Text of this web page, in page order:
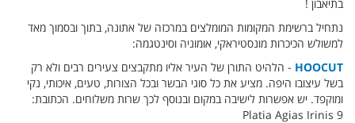
בתיאבון !
נתחיל ברשימת המקומות המומלצים במרכזה של אתונה, בתוך ובסמוך מאד
למשולש הכיכרות מונסטיראקי, אומוניה וסינטגמה:
HOOCUT - הלהיט התורן של העיר אליו מתקבצים צעירים רבים ולא רק
בשל עיצובו היפה. מציע את כל סוגי הבשר ובכל הצורות, טעים, איכותי, נקי
ומוקפד. יש אפשרות לישיבה במקום ובנוסף לכך שרות משלוחים. הכתובת:
Platia Agias Irinis 9